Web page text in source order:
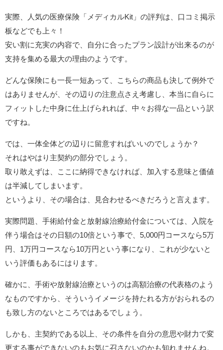
実際、人気の医療保険「メディカルKit」の評判は、口コミ掲示
板などでも上々！
安い割に充実の内容で、自分に合ったプラン設計が出来るのが
支持を集める最大の理由のようです。
どんな保険にも一長一短あって、こちらの商品も決して例外で
はありませんが、その辺りの注意点さえ考慮し、本当に自らに
フィットした中身に仕上げられれば、中々お得な一品という訳
ですね。
では、一体全体どの辺りに留意すればいいのでしょうか？
それはやはり主契約の部分でしょう。
取り敢えずは、ここに納得できなければ、加入する意味と価値
は半減してしまいます。
というより、その場合は、見合わせるべきだろうと言えます。
実際問題、手術給付金と放射線治療給付金については、入院を
伴う場合はその日額の10倍という事で、5,000円コースなら5万
円、1万円コースなら10万円という事になり、これが少ないと
いう評価もあるにはります。
確かに、手術や放射線治療というのは高額治療の代表格のよう
なものですから、そういうイメージを持たれる方がおられるの
も致し方のないところではあるでしょう。
しかも、主契約である以上、その条件を自分の意思や財力で変
更する事ができないのもお気に召さないのかも知れませんね。